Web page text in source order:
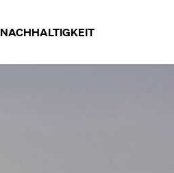
NACHHALTIGKEIT